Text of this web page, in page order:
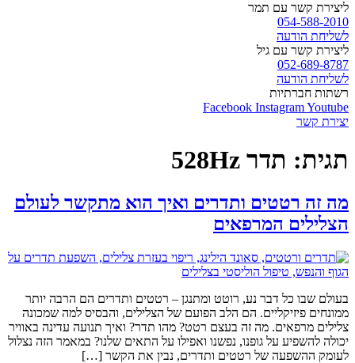
ליצירת קשר עם תמר
054-588-2010
לשליחת הודעה
ליצירת קשר עם גיל
052-689-8787
לשליחת הודעה
רשתות חברתיות
Facebook InstagramYoutube
יצירת קשר
תגית: תדר 528Hz
מה זה רטטים ותדרים ואיך הוא מתקשר לעולם
הצלילים המרפאים
בעולם שבו כל דבר נע, רוטט ומתנגן – רטטים ותדרים הם הרבה יותר
ממונחים פיזיקליים. הם הלב הפועם של הצלילים, והבסיס למה שמכונה
צלילים מרפאים. מה זה בעצם רטט? מהו תדר? ואיך תנועה עדינה באוויר
יכולה להשפיע על גופנו, נפשנו ואפילו על התאים שלנו? במאמר הזה נצלול
לעומק ההשפעה של רטטים ותדרים, נבין את הקשר […]